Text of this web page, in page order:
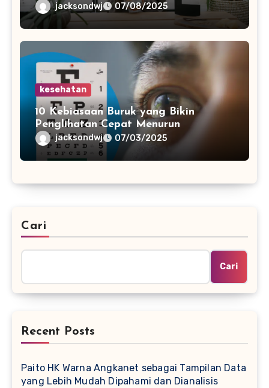
jacksondwj 07/08/2025
kesehatan
10 Kebiasaan Buruk yang Bikin
Penglihatan Cepat Menurun
jacksondwj 07/03/2025
Cari
Cari
Recent Posts
Paito HK Warna Angkanet sebagai Tampilan Data
yang Lebih Mudah Dipahami dan Dianalisis